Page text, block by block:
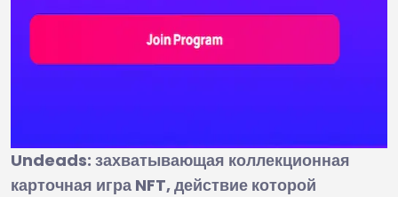
Undeads: захватывающая коллекционная
карточная игра NFT, действие которой